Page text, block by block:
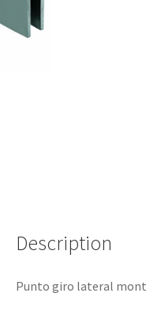
Description
Punto giro lateral